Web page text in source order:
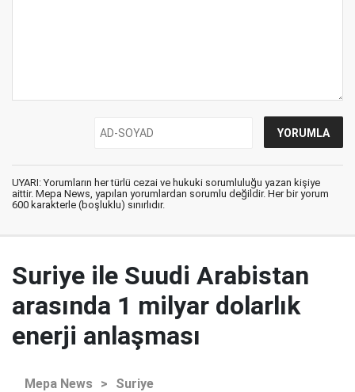
UYARI: Yorumların her türlü cezai ve hukuki sorumluluğu yazan kişiye
aittir. Mepa News, yapılan yorumlardan sorumlu değildir. Her bir yorum
600 karakterle (boşluklu) sınırlıdır.
Suriye ile Suudi Arabistan
arasında 1 milyar dolarlık
enerji anlaşması
Mepa News > Suriye